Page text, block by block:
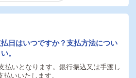
本国籍でないと応募できません
日はいつですか？支払方法につい
。
払いとなります。銀行振込又は手渡し
いいたします。